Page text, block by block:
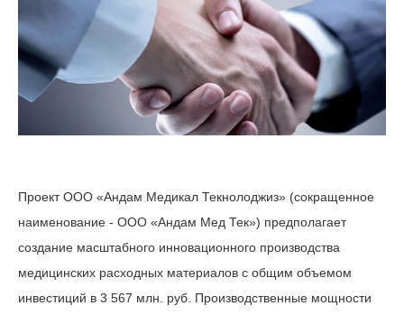
Проект ООО «Андам Медикал Текнолоджиз» (сокращенное
наименование - ООО «Андам Мед Тек») предполагает
создание масштабного инновационного производства
медицинских расходных материалов с общим объемом
инвестиций в 3 567 млн. руб. Производственные мощности